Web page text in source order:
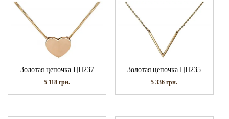
Золотая цепочка ЦП237
5 118грн.
Золотая цепочка ЦП235
5 336грн.